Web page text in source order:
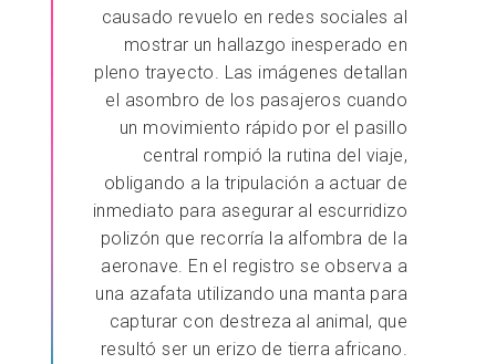
causado revuelo en redes sociales al
mostrar un hallazgo inesperado en
pleno trayecto. Las imágenes detallan
el asombro de los pasajeros cuando
un movimiento rápido por el pasillo
central rompió la rutina del viaje,
obligando a la tripulación a actuar de
inmediato para asegurar al escurridizo
polizón que recorría la alfombra de la
aeronave. ​En el registro se observa a
una azafata utilizando una manta para
capturar con destreza al animal, que
resultó ser un erizo de tierra africano.